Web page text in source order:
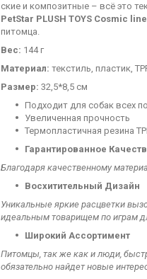
ские и композитные – всё это
PetStar PLUSH TOYS Cosmic line
питомца.
Вес: 144 г
Материал: текстиль, пластик,
Размер: 32,5*8,5 см
Подходит для собак всех
Увеличенная прочность
Термопластичная резина
Гарантированное
Благодаря качественному
Восхитительный Дизайн
Уникальные яркие расцветки
идеальным товарищем по играм
Широкий Ассортимент
Питомцы, так же как и люди,
обязательно найдет новые